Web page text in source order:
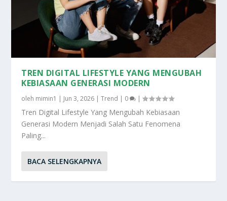
TREN DIGITAL LIFESTYLE YANG MENGUBAH
KEBIASAAN GENERASI MODERN
oleh mimin1 | Jun 3, 2026 |Trend | 0 |
Tren Digital Lifestyle Yang Mengubah Kebiasaan
Generasi Modern Menjadi Salah Satu Fenomena
Paling...
BACA SELENGKAPNYA